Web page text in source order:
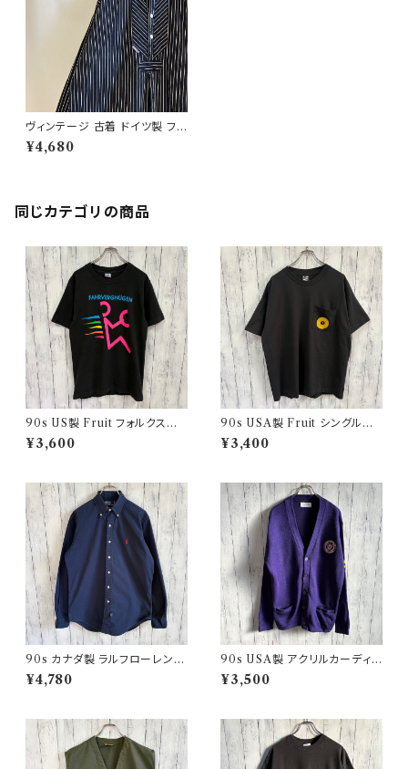
ヴィンテージ 古着 ドイツ製 フィ
ッシャーマンシャツ プルオーバ
ーシャツ ワークシャツ
¥4,680
同じカテゴリの商品
90s US製 Fruit フォルクスワ
ーゲン シングルステッチTシャツ
ヴィンテージTシャツ アド 企業
¥3,600
90s USA製 Fruit シングルス
テッチTシャツ ポケットT scree
nstars ヴィンテージ
¥3,400
90s カナダ製 ラルフローレン
ボタンダウンシャツ Ralph Laur
en
¥4,780
90s USA製 アクリルカーディガ
ン レタード 紫 アメリカ製
¥3,500